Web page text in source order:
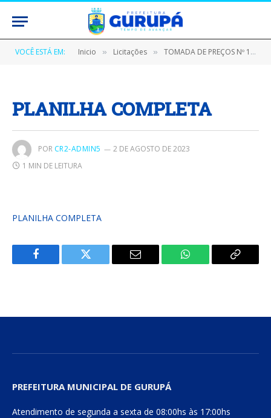
VOCÊ ESTÁ EM: Inicio » Licitações » TOMADA DE PREÇOS Nº 180701/2023 – CPL/PMG (CONSTRUÇÃO DA ESCOLA MANOEL LOURENÇO DOS REIS EM MADEIRA 12(DOZE) SALAS, ZONA RURAL, RIO TAUARY, POLO TAUARY, MUNICÍPIO DE GURUPÁ)
PLANILHA COMPLETA
POR CR2-ADMIN5
2 DE AGOSTO DE 2023
1 MIN DE LEITURA
PLANILHA COMPLETA
Facebook Twitter
E-
WhatsApp Copiar
PREFEITURA MUNICIPAL DE GURUPÁ
Atendimento de segunda a sexta de 08:00hs às 17:00hs